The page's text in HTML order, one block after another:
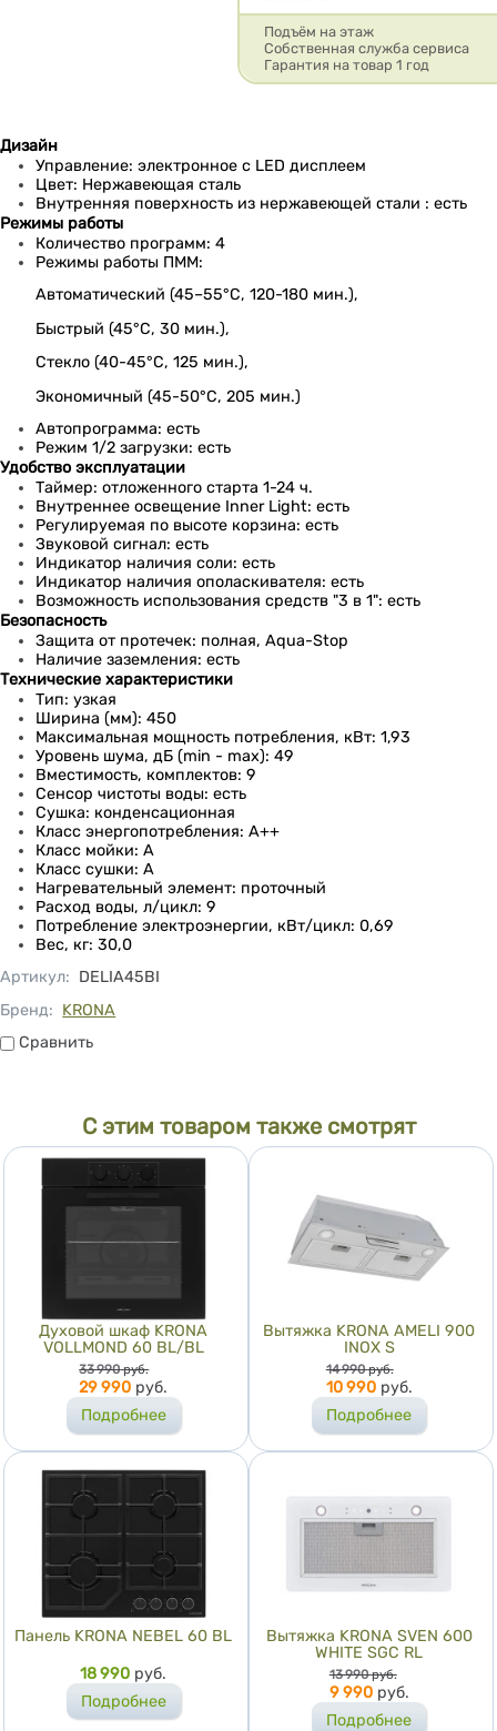
Подъём на этаж
Собственная служба сервиса
Гарантия на товар 1 год
Дизайн
Управление: электронное c LED дисплеем
Цвет: Нержавеющая сталь
Внутренняя поверхность из нержавеющей стали : есть
Режимы работы
Количество программ: 4
Режимы работы ПММ:
Автоматический (45–55°C, 120-180 мин.),
Быстрый (45°С, 30 мин.),
Стекло (40-45°С, 125 мин.),
Экономичный (45-50°С, 205 мин.)
Автопрограмма: есть
Режим 1/2 загрузки: есть
Удобство эксплуатации
Таймер: отложенного старта 1-24 ч.
Внутреннее освещение Inner Light: есть
Регулируемая по высоте корзина: есть
Звуковой сигнал: есть
Индикатор наличия соли: есть
Индикатор наличия ополаскивателя: есть
Возможность использования средств "3 в 1": есть
Безопасность
Защита от протечек: полная, Aqua-Stop
Наличие заземления: есть
Технические характеристики
Тип: узкая
Ширина (мм): 450
Максимальная мощность потребления, кВт: 1,93
Уровень шума, дБ (min - max): 49
Вместимость, комплектов: 9
Сенсор чистоты воды: есть
Сушка: конденсационная
Класс энергопотребления: А++
Класс мойки: А
Класс сушки: А
Нагревательный элемент: проточный
Расход воды, л/цикл: 9
Потребление электроэнергии, кВт/цикл: 0,69
Вес, кг: 30,0
Артикул: DELIA45BI
Бренд: KRONA
СравнитьСравнить
С этим товаром также смотрят
Духовой шкаф KRONA
VOLLMOND 60 BL/BL
Цена
33 990 руб.
29 990 руб.
Подробнее
Вытяжка KRONA AMELI 900
INOX S
Цена
14 990 руб.
10 990 руб.
Подробнее
Панель KRONA NEBEL 60 BL
Цена
18 990 руб.
Подробнее
Вытяжка KRONA SVEN 600
WHITE SGC RL
Цена
13 990 руб.
9 990 руб.
Подробнее